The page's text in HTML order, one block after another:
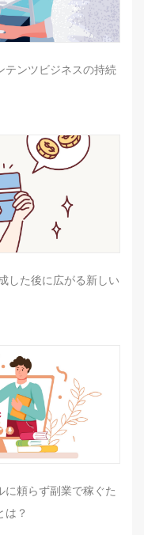
テンツビジネスの持続
した後に広がる新しい
に頼らず副業で稼ぐた
は？